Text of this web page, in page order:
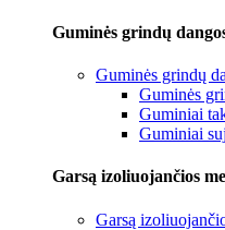
Guminės grindų
Guminės grindų
Guminės
Guminiai
Guminiai
Garsą izoliuojančios
Garsą